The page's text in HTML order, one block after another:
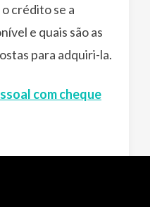
crédito se a
e quais são as
para adquiri-la.
com cheque